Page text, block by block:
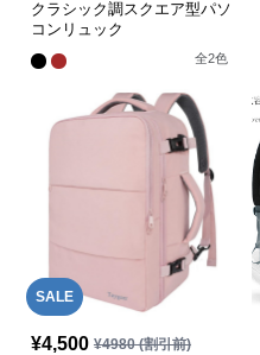
クラシック調スクエア型パソ
コンリュック
全2色
SALE
¥4,500 ¥4980(割引前)